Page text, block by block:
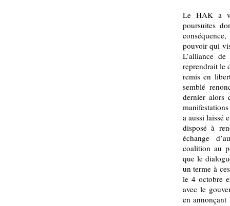
Le HAK a
poursuites
pouvoir qui
L’alliance
reprendrait le
remis en
semblé
dernier alors
a aussi laissé
disposé à
échange
coalition au
que le
un terme à
le 4 octobre
avec le
en